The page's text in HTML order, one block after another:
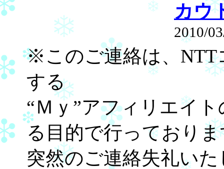
カウ
2010/
※このご連絡は、NTT
する
“Ｍｙ”アフィリエイ
る目的で行っており
突然のご連絡失礼い